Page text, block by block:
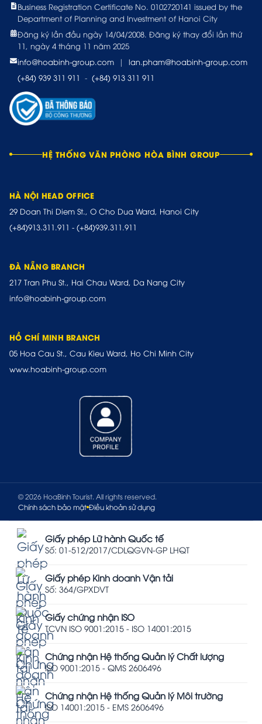
Business Registration Certificate No. 0102720141 issued by the
Department of Planning and Investment of Hanoi City
Đăng ký lần đầu ngày 14/04/2008. Đăng ký thay đổi lần thứ
11, ngày 4 tháng 11 năm 2025
info@hoabinh-group.com
|
lan.pham@hoabinh-group.com
(+84) 939 311 911 - (+84) 913 311 911
HỆ THỐNG VĂN PHÒNG HÒA BÌNH GROUP
HÀ NỘI HEAD OFFICE
29 Doan Thi Diem St., O Cho Dua Ward, Hanoi City
(+84)913.311.911 - (+84)939.311.911
ĐÀ NẴNG BRANCH
217 Tran Phu St., Hai Chau Ward, Da Nang City
info@hoabinh-group.com
HỒ CHÍ MINH BRANCH
05 Hoa Cau St., Cau Kieu Ward, Ho Chi Minh City
www.hoabinh-group.com
© 2026 HoaBinh Tourist. All rights reserved.
Chính sách bảo mật Điều khoản sử dụng
Giấy phép Lữ hành Quốc tế
Số: 01-512/2017/CDLQGVN-GP LHQT
Giấy phép Kinh doanh Vận tải
Số: 364/GPXDVT
Giấy chứng nhận ISO
TCVN ISO 9001:2015 - ISO 14001:2015
Chứng nhận Hệ thống Quản lý Chất lượng
ISO 9001:2015 - QMS 2606496
Chứng nhận Hệ thống Quản lý Môi trường
ISO 14001:2015 - EMS 2606496